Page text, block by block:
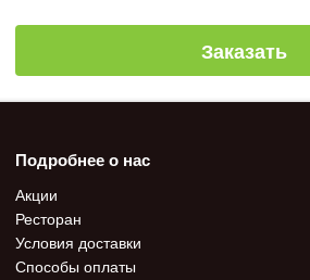
Заказать
Подробнее о нас
Акции
Ресторан
Условия доставки
Способы оплаты